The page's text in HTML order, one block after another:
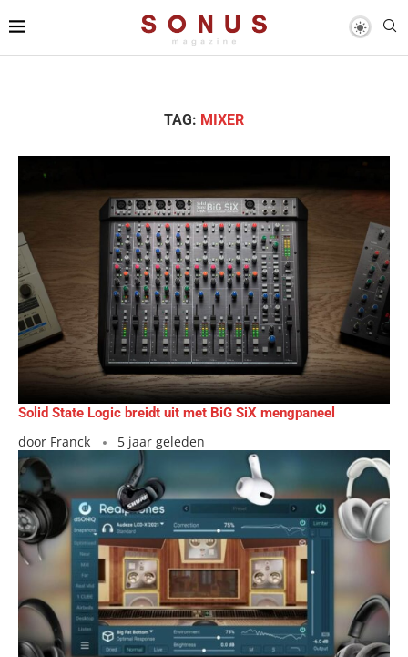
TAG: MIXER
Solid State Logic breidt uit met BiG SiX mengpaneel
door Franck 5 jaar geleden